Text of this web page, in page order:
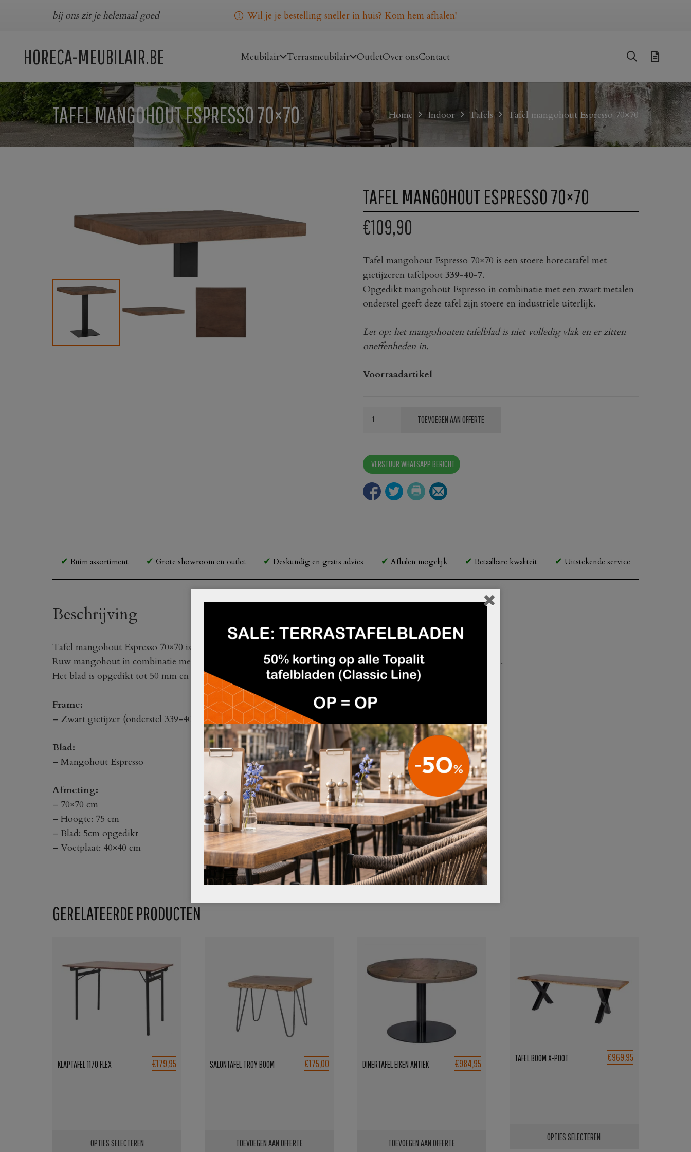
bij ons zit je helemaal goed Wil je je bestelling sneller in huis? Kom hem afhalen!
HORECA-MEUBILAIR.BE Meubilair Terrasmeubilair OutletOver onsContact
TAFEL MANGOHOUT ESPRESSO 70×70 Home Indoor Tafels Tafel mangohout Espresso 70×70
TAFEL MANGOHOUT ESPRESSO 70×70
€109,90
Tafel mangohout Espresso 70×70 is een stoere horecatafel met
gietijzeren tafelpoot339-40-7.
Opgedikt mangohout Espresso in combinatie met een zwart metalen
onderstel geeft deze tafel zijn stoere en industriële uiterlijk.
Let op: het mangohouten tafelblad is niet volledig vlak en er zitten
oneffenheden in.
Voorraadartikel
Tafel
70x70
aantal
TOEVOEGEN AAN OFFERTE
VERSTUUR WHATSAPP BERICHT
Ruim assortiment Grote showroom en outlet Deskundig en gratis advies Afhalen mogelijk Betaalbare kwaliteit Uitstekende service
Beschrijving
Tafel mangohout Espresso 70×70 is een stoere horecatafel met gietijzeren tafelpoot.
Ruw mangohout in combinatie met een zwart metalen onderstel geeft deze tafel zijn stoere en industriële uiterlijk.
Het blad is opgedikt tot 50 mm en aan de binnenkant extra verstevigd met metaal.
Frame:
– Zwart gietijzer (onderstel 339-40-7)
Blad:
– Mangohout Espresso
Afmeting:
– 70×70 cm
– Hoogte: 75 cm
– Blad: 5cm opgedikt
– Voetplaat: 40×40 cm
GERELATEERDE PRODUCTEN
KLAPTAFEL 1170 FLEX €179,95
OPTIES SELECTEREN
SALONTAFEL TROY BOOM €175,00
TOEVOEGEN AAN OFFERTE
DINERTAFEL EIKEN ANTIEK €984,95
TOEVOEGEN AAN OFFERTE
TAFEL BOOM X-POOT €969,95
OPTIES SELECTEREN